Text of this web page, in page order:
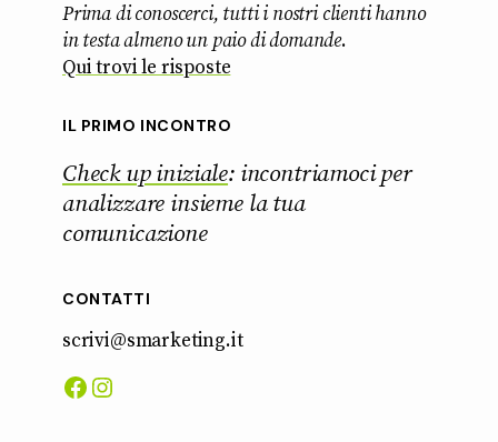
Prima di conoscerci, tutti i nostri clienti hanno
in testa almeno un paio di domande.
Qui trovi le risposte
IL PRIMO INCONTRO
Check up iniziale: incontriamoci per
analizzare insieme la tua
comunicazione
CONTATTI
scrivi@smarketing.it
Facebook Instagram